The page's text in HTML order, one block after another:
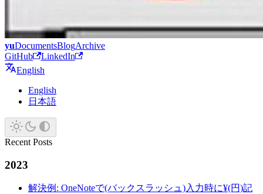
yuDocumentsBlogArchive
GitHub
LinkedIn
English
English
日本語
Recent Posts
2023
解決例: OneNoteで(バックスラッシュ)入力時に¥(円)記